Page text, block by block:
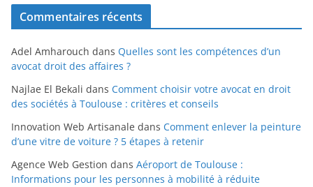
x
Commentaires récents
Adel Amharouch dans Quelles sont les compétences d’un
avocat droit des affaires ?
Najlae El Bekali dans Comment choisir votre avocat en droit
des sociétés à Toulouse : critères et conseils
Innovation Web Artisanale dans Comment enlever la peinture
d’une vitre de voiture ? 5 étapes à retenir
Agence Web Gestion dans Aéroport de Toulouse :
Informations pour les personnes à mobilité à réduite